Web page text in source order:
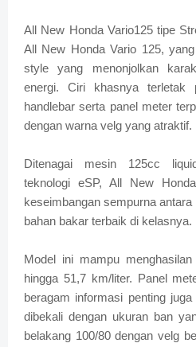
All New Honda Vario125 tipe
All New Honda Vario 125,
style yang menonjolkan
energi. Ciri khasnya terletak
handlebar serta panel meter
dengan warna velg yang atraktif.
Ditenagai mesin 125cc
teknologi eSP, All New
keseimbangan sempurna
bahan bakar terbaik di kelasnya.
Model ini mampu
hingga 51,7 km/liter. Panel
beragam informasi penting
dibekali dengan ukuran ban
belakang 100/80 dengan velg